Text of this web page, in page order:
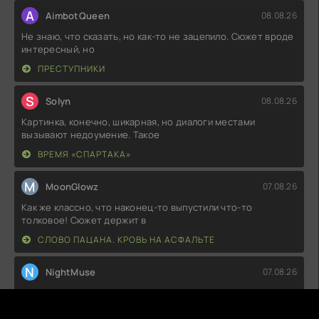
A AimbotQueen 08.08.26
Не знаю, что сказать, но как-то не зацепило. Сюжет вроде
интересный, но
ПРЕСТУПНИКИ
S Solyn 08.08.26
Картинка, конечно, шикарная, но диалоги местами
вызывают недоумение. Такое
ВРЕМЯ «СПАРТАКА»
M MoonGlowz 07.08.26
Как же классно, что наконец-то выпустили что-то
толковое! Сюжет держит в
СЛОВО ПАЦАНА. КРОВЬ НА АСФАЛЬТЕ
N NightMuse 07.08.26
Честно говоря, ожидал большего. Сюжет местами плоский,